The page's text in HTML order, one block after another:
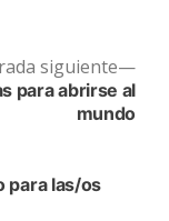
para las/os
siguiente
para abrirse al
mundo